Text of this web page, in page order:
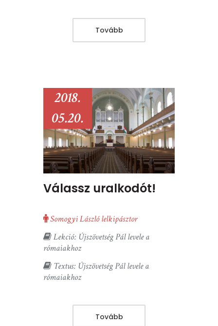
Tovább
Válassz uralkodót!
2018.
05.20.
Somogyi László lelkipásztor
Lekció: Újszövetség Pál levele a
rómaiakhoz
Textus: Újszövetség Pál levele a
rómaiakhoz
Tovább